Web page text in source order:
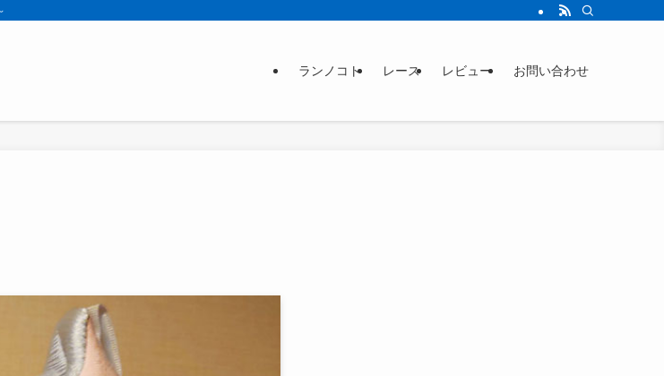
ランノコト レース レビュー お問い合わせ